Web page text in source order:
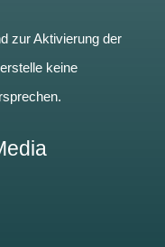
zur Aktivierung der
keine